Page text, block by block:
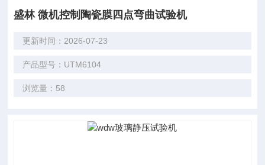
盛林 微机控制陶瓷膜四点弯曲试验机
更新时间：2026-07-23
产品型号：UTM6104
浏览量：58